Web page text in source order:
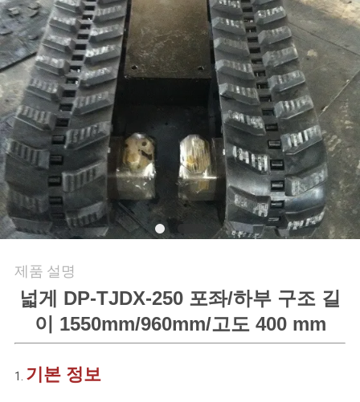
문
의
하
기
조
회
를
요
청
다
제품 설명
넓게 DP-TJDX-250 포좌/하부 구조 길
이 1550mm/960mm/고도 400 mm
1. 기본 정보